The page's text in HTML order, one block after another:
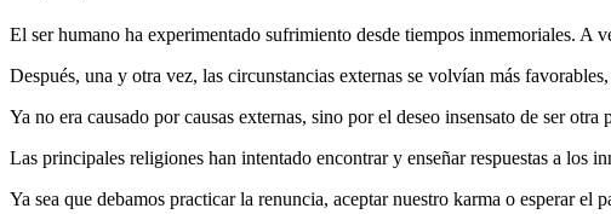
El ser humano ha experimentado sufrimiento desde tiempos inmemoriales. A
Después, una y otra vez, las circunstancias externas se volvían más
Ya no era causado por causas externas, sino por el deseo insensato de ser
Las principales religiones han intentado encontrar y enseñar respuestas a los
Ya sea que debamos practicar la renuncia, aceptar nuestro karma o esperar